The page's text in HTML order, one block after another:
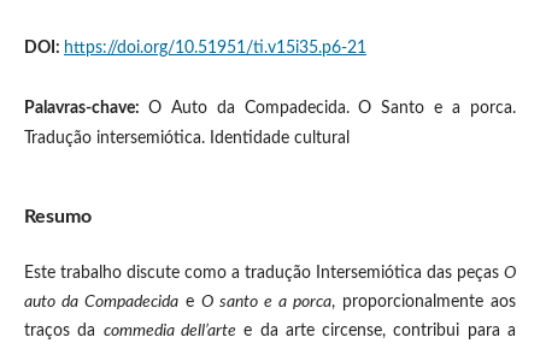
DOI: https://doi.org/10.51951/ti.v15i35.p6-21
Palavras-chave: O Auto da Compadecida. O Santo e a porca.
Tradução intersemiótica. Identidade cultural
Resumo
Este trabalho discute como a tradução Intersemiótica das peçasO
auto da Compadecidae O santo e a porca, proporcionalmente aos
traços da commedia dell’arte e da arte circense, contribui para a